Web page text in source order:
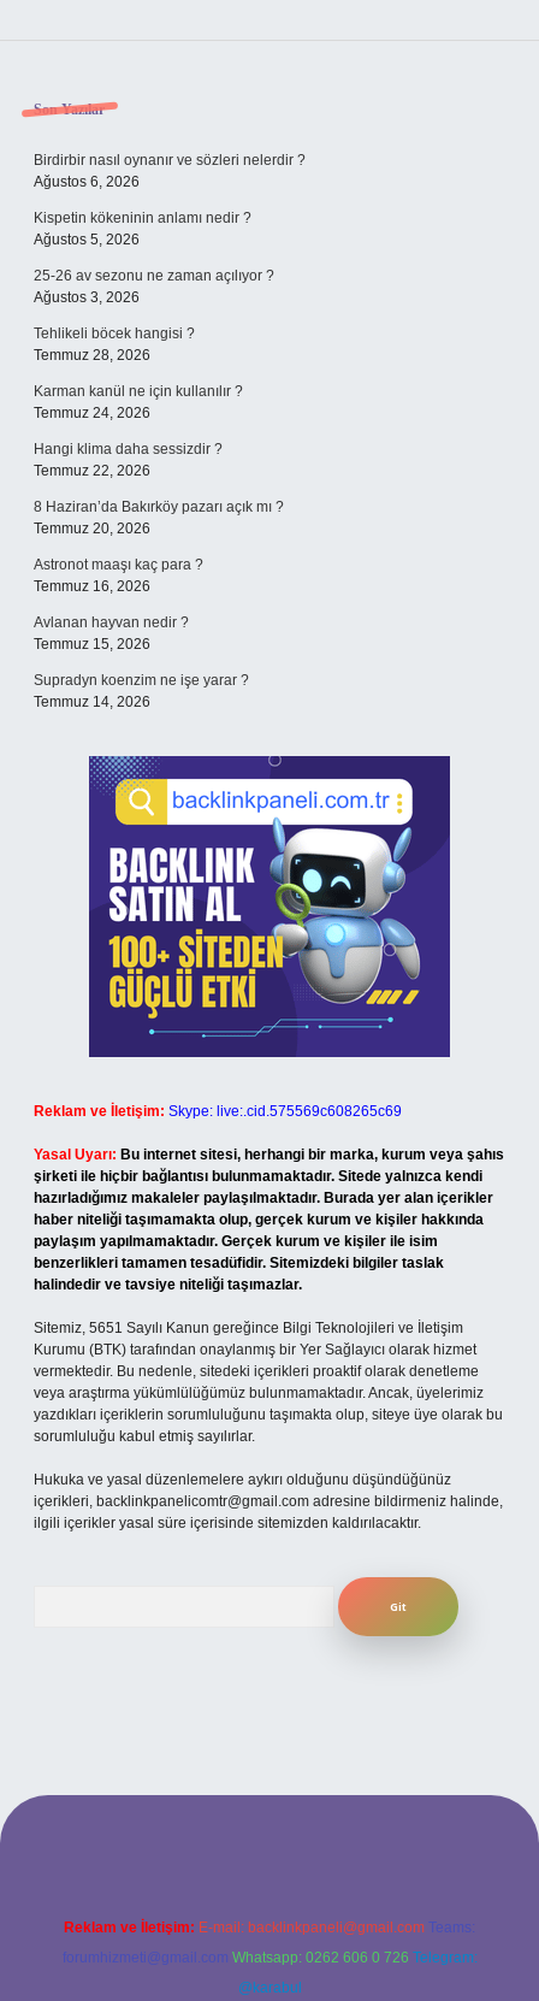
Sidebar
Son Yazılar
Birdirbir nasıl oynanır ve sözleri nelerdir ?
Ağustos 6, 2026
Kispetin kökeninin anlamı nedir ?
Ağustos 5, 2026
25-26 av sezonu ne zaman açılıyor ?
Ağustos 3, 2026
Tehlikeli böcek hangisi ?
Temmuz 28, 2026
Karman kanül ne için kullanılır ?
Temmuz 24, 2026
Hangi klima daha sessizdir ?
Temmuz 22, 2026
8 Haziran’da Bakırköy pazarı açık mı ?
Temmuz 20, 2026
Astronot maaşı kaç para ?
Temmuz 16, 2026
Avlanan hayvan nedir ?
Temmuz 15, 2026
Supradyn koenzim ne işe yarar ?
Temmuz 14, 2026
Reklam ve İletişim: Skype: live:.cid.575569c608265c69
Yasal Uyarı: Bu internet sitesi, herhangi bir marka, kurum veya şahıs
şirketi ile hiçbir bağlantısı bulunmamaktadır. Sitede yalnızca kendi
hazırladığımız makaleler paylaşılmaktadır. Burada yer alan içerikler
haber niteliği taşımamakta olup, gerçek kurum ve kişiler hakkında
paylaşım yapılmamaktadır. Gerçek kurum ve kişiler ile isim
benzerlikleri tamamen tesadüfidir. Sitemizdeki bilgiler taslak
halindedir ve tavsiye niteliği taşımazlar.
Sitemiz, 5651 Sayılı Kanun gereğince Bilgi Teknolojileri ve İletişim
Kurumu (BTK) tarafından onaylanmış bir Yer Sağlayıcı olarak hizmet
vermektedir. Bu nedenle, sitedeki içerikleri proaktif olarak denetleme
veya araştırma yükümlülüğümüz bulunmamaktadır. Ancak, üyelerimiz
yazdıkları içeriklerin sorumluluğunu taşımakta olup, siteye üye olarak bu
sorumluluğu kabul etmiş sayılırlar.
Hukuka ve yasal düzenlemelere aykırı olduğunu düşündüğünüz
içerikleri, backlinkpanelicomtr@gmail.com adresine bildirmeniz halinde,
ilgili içerikler yasal süre içerisinde sitemizden kaldırılacaktır.
giriş
Reklam ve İletişim: E-mail: backlinkpaneli@gmail.com Teams:
forumhizmeti@gmail.com Whatsapp: 0262 606 0 726 Telegram:
@karabul